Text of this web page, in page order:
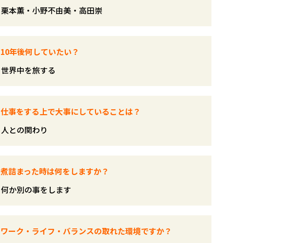
栗本薫・小野不由美・高田崇
10年後何していたい？
世界中を旅する
仕事をする上で大事にしていることは？
人との関わり
煮詰まった時は何をしますか？
何か別の事をします
ワーク・ライフ・バランスの取れた環境ですか？